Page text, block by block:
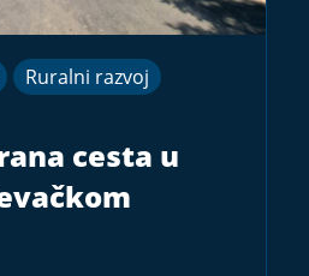
Ruralni razvoj
cesta u